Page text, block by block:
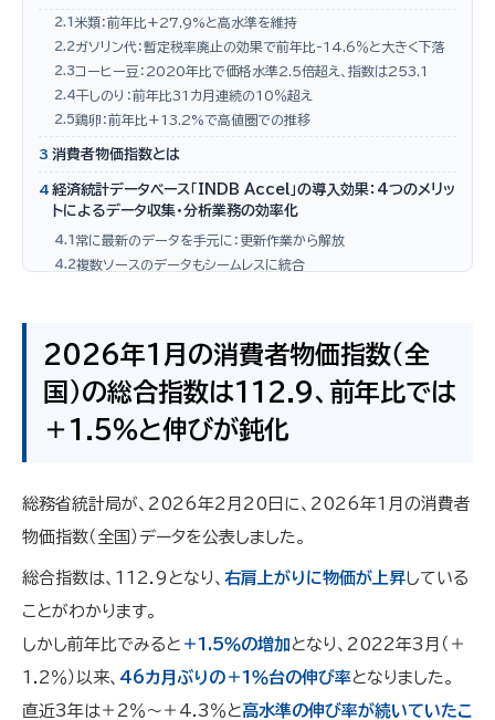
2.1 米類：前年比+27.9%と高水準を維持
2.2ガソリン代：暫定税率廃止の効果で前年比-14.6％と大きく下落
2.3コーヒー豆：2020年比で価格水準2.5倍超え、指数は253.1
2.4干しのり：前年比31カ月連続の10％超え
2.5鶏卵：前年比+13.2%で高値圏での推移
3 消費者物価指数とは
4 経済統計データベース「INDB Accel」の導入効果：4つのメリッ
トによるデータ収集・分析業務の効率化
4.1 常に最新のデータを手元に：更新作業から解放
4.2複数ソースのデータもシームレスに統合
2026年1月の消費者物価指数（全
国）の総合指数は112.9、前年比では
＋1.5％と伸びが鈍化
総務省統計局が、2026年2月20日に、2026年1月の消費者
物価指数（全国）データを公表しました。
総合指数は、112.9となり、 右肩上がりに物価が上昇している
ことがわかります。
しかし前年比でみると ＋1.5％の増加 となり、2022年3月（＋
1.2％）以来、 46カ月ぶりの＋1％台の伸び率となりました。
直近3年は＋2％～＋4.3％と高水準の伸び率が続いていたこ